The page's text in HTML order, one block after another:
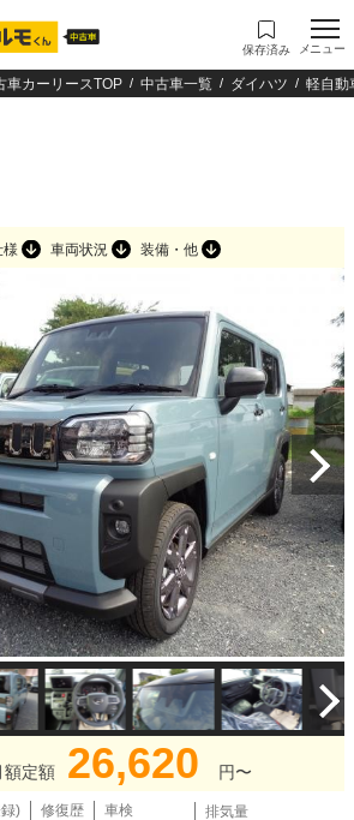
保存済み メニュー
車カーリースTOP 中古車一覧 ダイハツ 軽自動
様 車両状況 装備・他
額定額 26,620 円〜
)
修復歴
車検
排気量